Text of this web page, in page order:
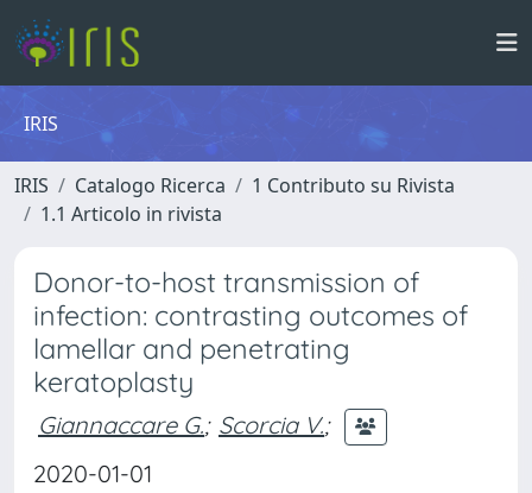
IRIS
IRIS Catalogo Ricerca
1 Contributo su Rivista
1.1 Articolo in rivista
Donor-to-host transmission of
infection: contrasting outcomes of
lamellar and penetrating
keratoplasty
Giannaccare G.; Scorcia V.;
2020-01-01